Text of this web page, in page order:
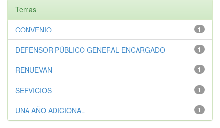
Temas
1
CONVENIO
1
DEFENSOR PÚBLICO GENERAL ENCARGADO
1
RENUEVAN
1
SERVICIOS
1
UNA AÑO ADICIONAL